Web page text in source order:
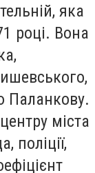
яка
році. Вона
Паланкову.
міста
поліції,